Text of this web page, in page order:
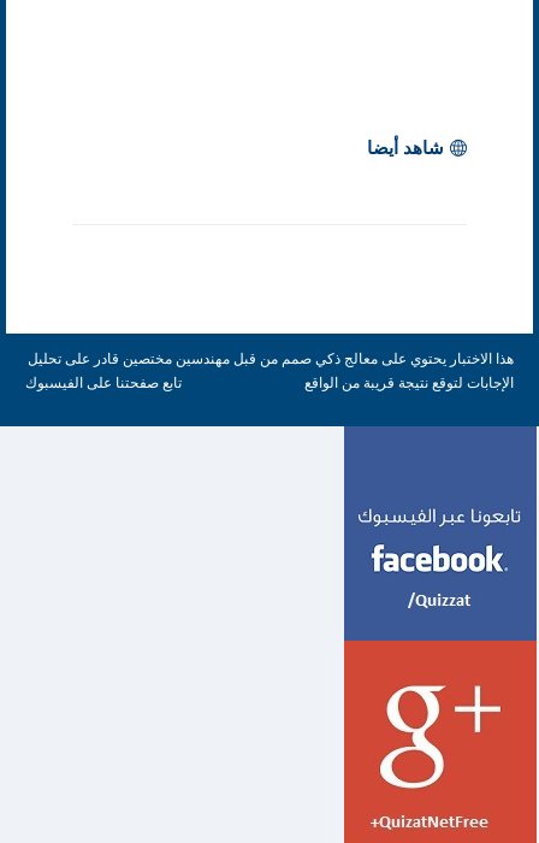
شاهد أيضا
هذا الاختبار يحتوي على معالج ذكي صمم من قبل مهندسين مختصين قادر على تحليل
الإجابات لتوقع نتيجة قريبة من الواقع
تابع صفحتنا على الفيسبوك